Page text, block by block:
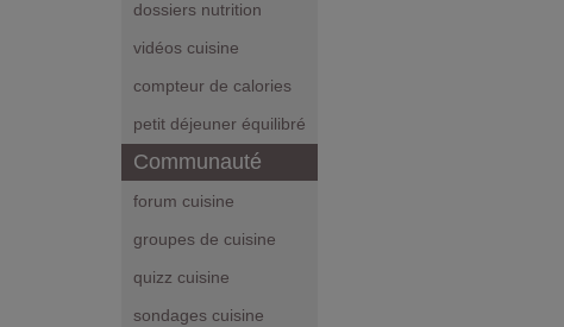
dossiers nutrition
vidéos cuisine
compteur de calories
petit déjeuner équilibré
Communauté
forum cuisine
groupes de cuisine
quizz cuisine
sondages cuisine